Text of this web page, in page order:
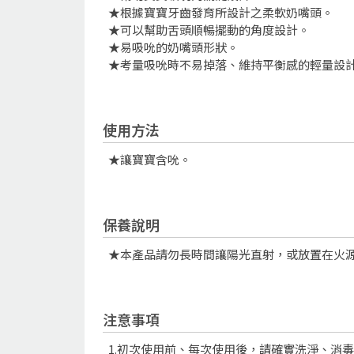
★根據寶寶牙齒發育所設計之柔軟奶嘴頭。
★可以幫助舌頭順暢擺動的角度設計。
★易吸吮的奶嘴頭形狀。
★考量吸吮時不易掉落、維持平衡感的輕量設
使用方法
★讓寶寶含吮。
保養說明
★本產品請勿長時間讓陽光直射，或放置在火
注意事項
1.初次使用前、每次使用後，請確實洗淨、消毒